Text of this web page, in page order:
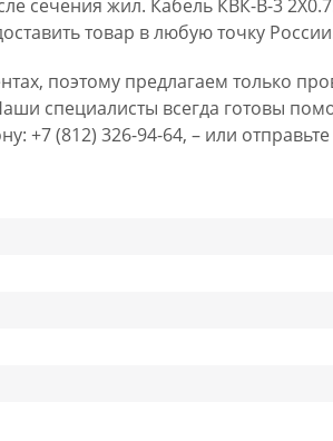
сечения жил. Кабель КВК-В-3
товар в любую точку
поэтому предлагаем только
специалисты всегда готовы
+7 (812) 326-94-64, – или